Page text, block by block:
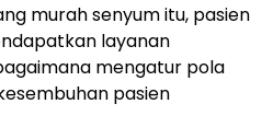
murah senyum itu, pasien
layanan
mengatur pola
pasien